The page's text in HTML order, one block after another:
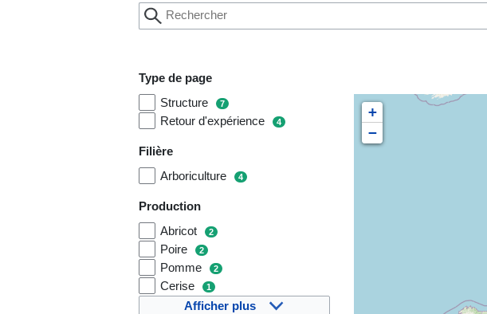
Type de page
Structure
7
Retour d'expérience 4
Filière
Arboriculture
4
Production
Abricot
2
Poire 2
Pomme 2
Cerise 1
Afficher plus
+
−